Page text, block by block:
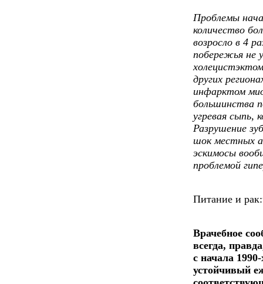
Проблемы
количество
возросло в 4
побережья не
других
инфарктом
большинства
угревая сыпь,
Разрушение
шок местных
эскимосы
проблемой
Питание и
Врачебное
всегда,
с начала
устойчивый